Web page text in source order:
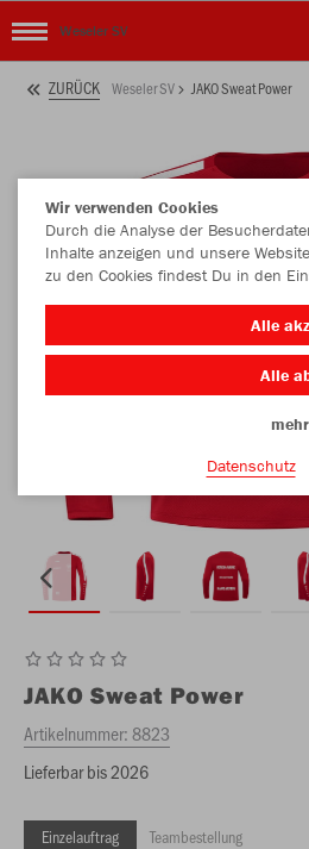
Weseler SV
ZURÜCK Weseler SV JAKO Sweat Power
JAKO Sweat Power
Artikelnummer:8823
Lieferbar bis 2026
Einzelauftrag Teambestellung
Wir verwenden Cookies
Durch die Analyse der
Inhalte anzeigen und unsere
zu den Cookies findest Du in den
Alle
Alle
Datenschutz